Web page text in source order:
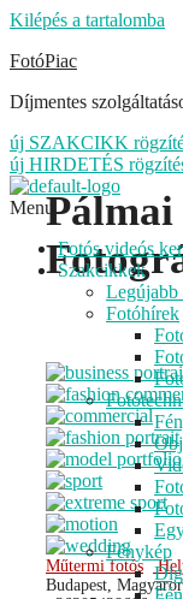
Kilépés a tartalomba
FotóPiac
Díjmentes
új SZAKCIKK
új HIRDETÉS
Menu
Fotós videós
Szakcikkek
Legújabb
Fotóhírek
Fénykép
Pálmai
Műtermi fotós
Budapest,